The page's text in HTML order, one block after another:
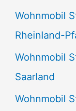
Wohnmobil
Rheinland-
Wohnmobil
Saarland
Wohnmobil